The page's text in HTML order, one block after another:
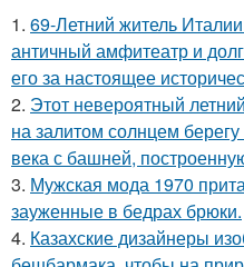
1. 69-Летний житель
античный амфитеатр и
его за настоящее
2. Этот невероятный
на залитом солнцем
века с башней,
3. Мужская мода 1970
зауженные в бедрах брюки.
4. Казахские дизайнеры